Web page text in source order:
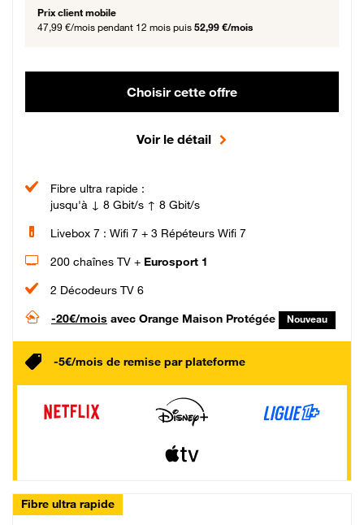
Prix client mobile
47,99 €/mois pendant 12 mois puis 52,99 €/mois
Choisir cette offre
Voir le détail
Fibre ultra rapide :
jusqu'à ↓ 8 Gbit/s ↑ 8 Gbit/s
Livebox 7 : Wifi 7 + 3 Répéteurs Wifi 7
200 chaînes TV + Eurosport 1
2 Décodeurs TV 6
-20€/mois avec Orange Maison Protégée Nouveau
-5€/mois de remise par plateforme
Fibre ultra rapide